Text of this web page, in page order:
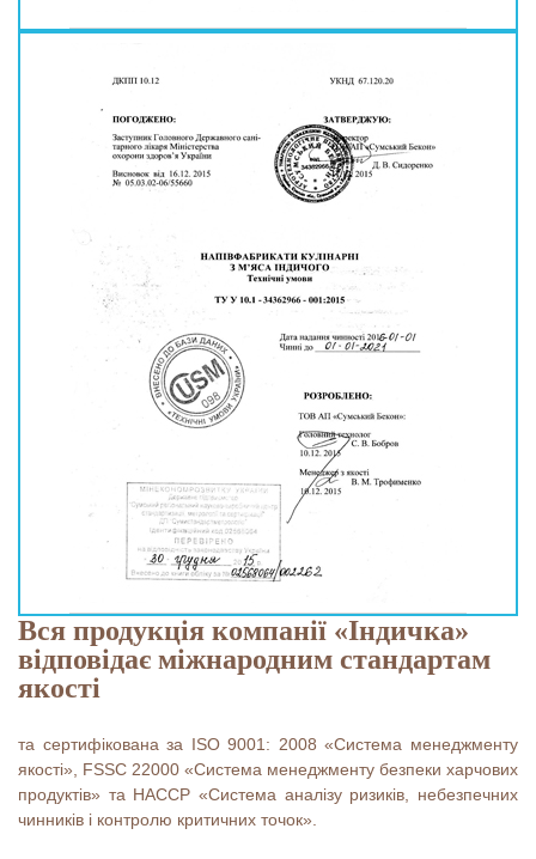
Вся продукція компанії «Індичка»
відповідає міжнародним стандартам
якості
та сертифікована за ISO 9001: 2008 «Система менеджменту
якості», FSSC 22000 «Система менеджменту безпеки харчових
продуктів» та HACCP «Система аналізу ризиків, небезпечних
чинників і контролю критичних точок».